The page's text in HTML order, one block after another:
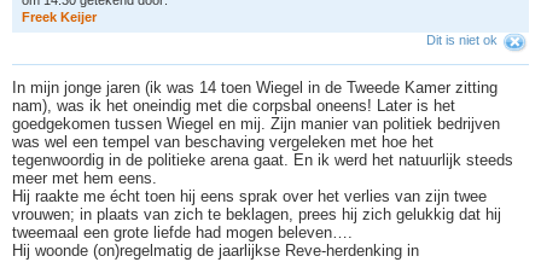
Freek Keijer
Dit is niet ok
In mijn jonge jaren (ik was 14 toen Wiegel in de Tweede Kamer zitting
nam), was ik het oneindig met die corpsbal oneens! Later is het
goedgekomen tussen Wiegel en mij. Zijn manier van politiek bedrijven
was wel een tempel van beschaving vergeleken met hoe het
tegenwoordig in de politieke arena gaat. En ik werd het natuurlijk steeds
meer met hem eens.
Hij raakte me écht toen hij eens sprak over het verlies van zijn twee
vrouwen; in plaats van zich te beklagen, prees hij zich gelukkig dat hij
tweemaal een grote liefde had mogen beleven….
Hij woonde (on)regelmatig de jaarlijkse Reve-herdenking in